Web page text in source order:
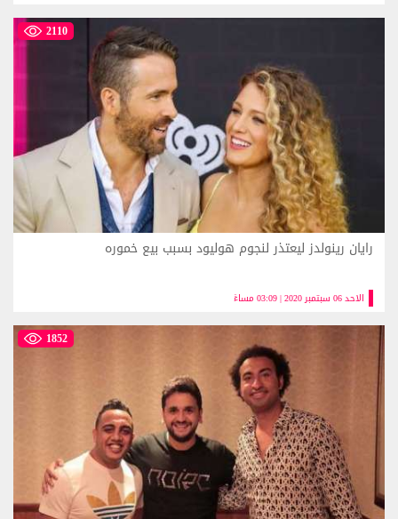
2110
الاحد 06 سبتمبر 2020 | 03:09 مساءً
رايان رينولدز ليعتذر لنجوم هوليود بسبب بيع خموره
1852